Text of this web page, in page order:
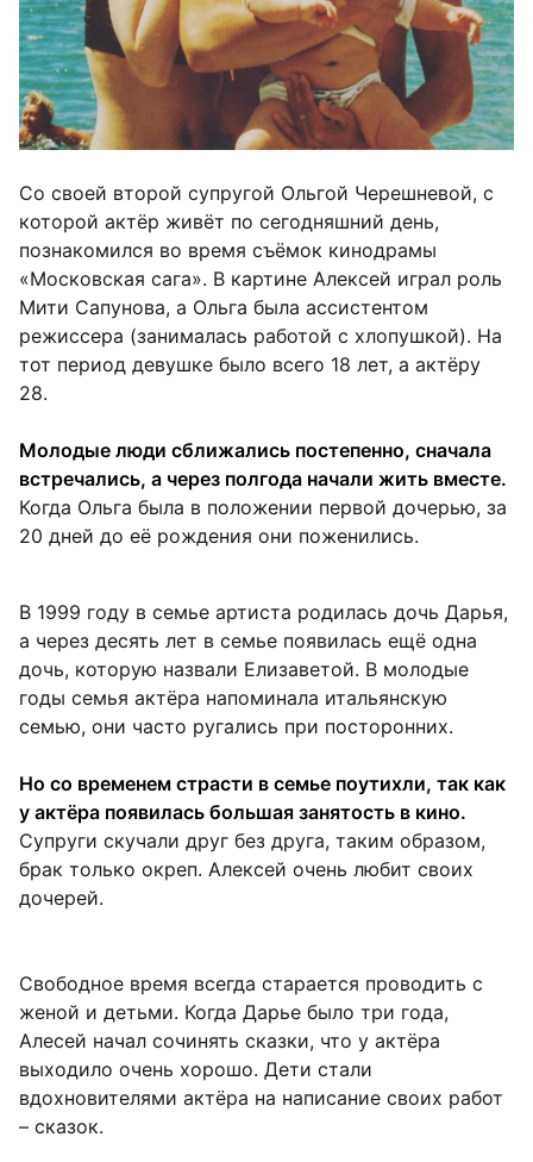
Со своей второй супругой Ольгой Черешневой, с
которой актёр живёт по сегодняшний день,
познакомился во время съёмок кинодрамы
«Московская сага». В картине Алексей играл роль
Мити Сапунова, а Ольга была ассистентом
режиссера (занималась работой с хлопушкой). На
тот период девушке было всего 18 лет, а актёру
28.
Молодые люди сближались постепенно, сначала
встречались, а через полгода начали жить вместе.
Когда Ольга была в положении первой дочерью, за
20 дней до её рождения они поженились.
В 1999 году в семье артиста родилась дочь Дарья,
а через десять лет в семье появилась ещё одна
дочь, которую назвали Елизаветой. В молодые
годы семья актёра напоминала итальянскую
семью, они часто ругались при посторонних.
Но со временем страсти в семье поутихли, так как
у актёра появилась большая занятость в кино.
Супруги скучали друг без друга, таким образом,
брак только окреп. Алексей очень любит своих
дочерей.
Свободное время всегда старается проводить с
женой и детьми. Когда Дарье было три года,
Алесей начал сочинять сказки, что у актёра
выходило очень хорошо. Дети стали
вдохновителями актёра на написание своих работ
– сказок.